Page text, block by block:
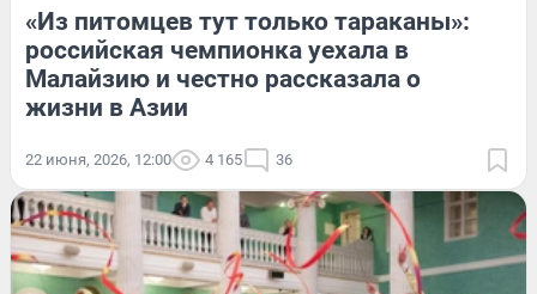
«Из питомцев тут только тараканы»:
российская чемпионка уехала в
Малайзию и честно рассказала о
жизни в Азии
22 июня, 2026, 12:00 4 165 36